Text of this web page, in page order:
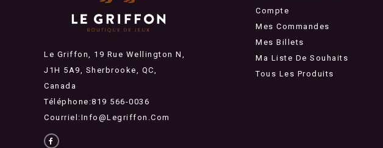
Le Griffon, 19 Rue Wellington N,
J1H 5A9, Sherbrooke, QC,
Canada
Téléphone:819 566-0036
Courriel:Info@legriffon.com
Compte
Mes Commandes
Mes Billets
Ma Liste De Souhaits
Tous Les Produits